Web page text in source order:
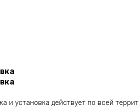
и установка действует по всей